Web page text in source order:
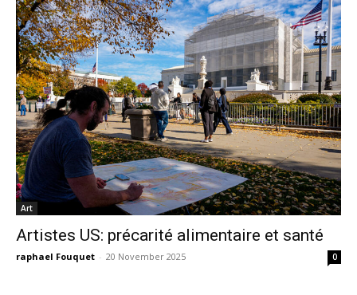
Art
Artistes US: précarité alimentaire et santé
raphael Fouquet - 20 November 2025 0